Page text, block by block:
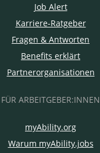
Job Alert
Karriere-Ratgeber
Fragen & Antworten
Benefits erklärt
Partnerorganisationen
FÜR ARBEITGEBER:INNEN
myAbility.org
Warum myAbility.jobs